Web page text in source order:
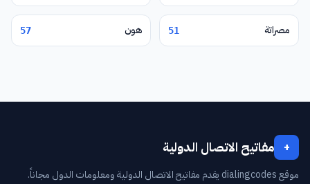
مصراتة 51 هون 57
+ مفاتيح الاتصال الدولية
موقع dialingcodes يقدم مفاتيح الاتصال الدولية ومعلومات الدول مجاناً.